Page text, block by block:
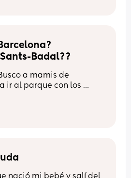
Badal??
a mamis de
ir al parque con los
Tengo un peque de
y soy mama en solitario,
bastante sola... A
nació mi bebé y salí del